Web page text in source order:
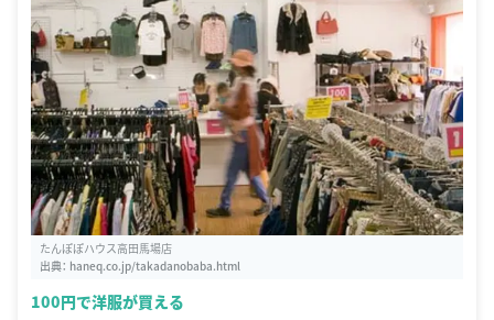
たんぽぽハウス高田馬場店
出典： haneq.co.jp/takadanobaba.html
100円で洋服が買える